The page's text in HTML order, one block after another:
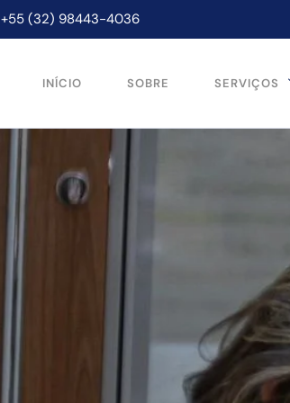
+55 (32) 98443-4036
INÍCIO SOBRE SERVIÇOS